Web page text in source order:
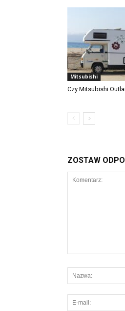
Mitsubishi
Czy Mitsubishi
ZOSTAW